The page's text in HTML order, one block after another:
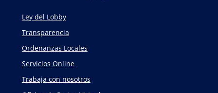
Ley del Lobby
Transparencia
Ordenanzas Locales
Servicios Online
Trabaja con nosotros